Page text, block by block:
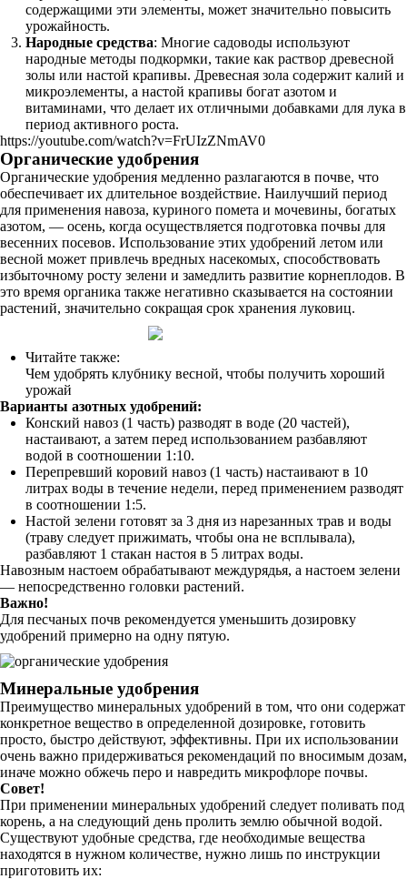
содержащими эти элементы, может значительно повысить
урожайность.
Народные средства: Многие садоводы используют
народные методы подкормки, такие как раствор древесной
золы или настой крапивы. Древесная зола содержит калий и
микроэлементы, а настой крапивы богат азотом и
витаминами, что делает их отличными добавками для лука в
период активного роста.
https://youtube.com/watch?v=FrUIzZNmAV0
Органические удобрения
Органические удобрения медленно разлагаются в почве, что
обеспечивает их длительное воздействие. Наилучший период
для применения навоза, куриного помета и мочевины, богатых
азотом, — осень, когда осуществляется подготовка почвы для
весенних посевов. Использование этих удобрений летом или
весной может привлечь вредных насекомых, способствовать
избыточному росту зелени и замедлить развитие корнеплодов. В
это время органика также негативно сказывается на состоянии
растений, значительно сокращая срок хранения луковиц.
Читайте также:
Чем удобрять клубнику весной, чтобы получить хороший
урожай
Варианты азотных удобрений:
Конский навоз (1 часть) разводят в воде (20 частей),
настаивают, а затем перед использованием разбавляют
водой в соотношении 1:10.
Перепревший коровий навоз (1 часть) настаивают в 10
литрах воды в течение недели, перед применением разводят
в соотношении 1:5.
Настой зелени готовят за 3 дня из нарезанных трав и воды
(траву следует прижимать, чтобы она не всплывала),
разбавляют 1 стакан настоя в 5 литрах воды.
Навозным настоем обрабатывают междурядья, а настоем зелени
— непосредственно головки растений.
Важно!
Для песчаных почв рекомендуется уменьшить дозировку
удобрений примерно на одну пятую.
Минеральные удобрения
Преимущество минеральных удобрений в том, что они содержат
конкретное вещество в определенной дозировке, готовить
просто, быстро действуют, эффективны. При их использовании
очень важно придерживаться рекомендаций по вносимым дозам,
иначе можно обжечь перо и навредить микрофлоре почвы.
Совет!
При применении минеральных удобрений следует поливать под
корень, а на следующий день пролить землю обычной водой.
Существуют удобные средства, где необходимые вещества
находятся в нужном количестве, нужно лишь по инструкции
приготовить их: